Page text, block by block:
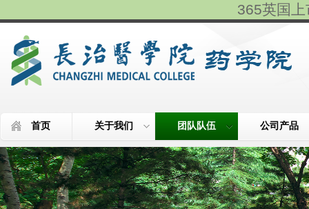
365英国
首页 关于我们 团队队伍 公司产品